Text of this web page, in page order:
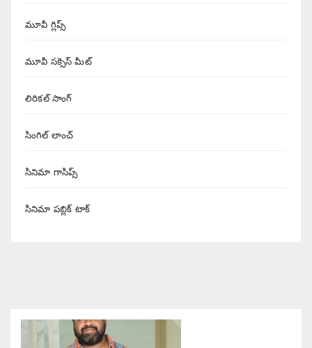
మూవీ గ్లిప్స్
మూవీ సక్సెస్ మీట్
లిరికల్ సాంగ్
సింగిల్ లాంచ్
సినిమా గాసిప్స్
సినిమా పబ్లిక్ టాక్